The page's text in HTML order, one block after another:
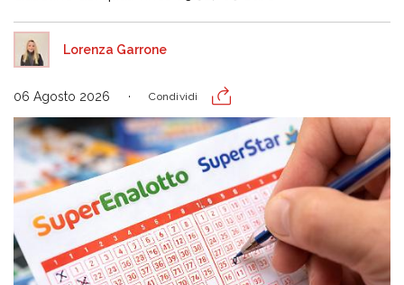
Lorenza Garrone
06 Agosto 2026 Condividi